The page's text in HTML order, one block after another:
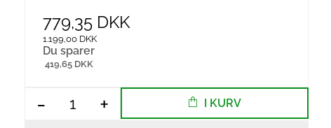
779,35 DKK
1.199,00 DKK
Du sparer
419,65 DKK
- + I KURV